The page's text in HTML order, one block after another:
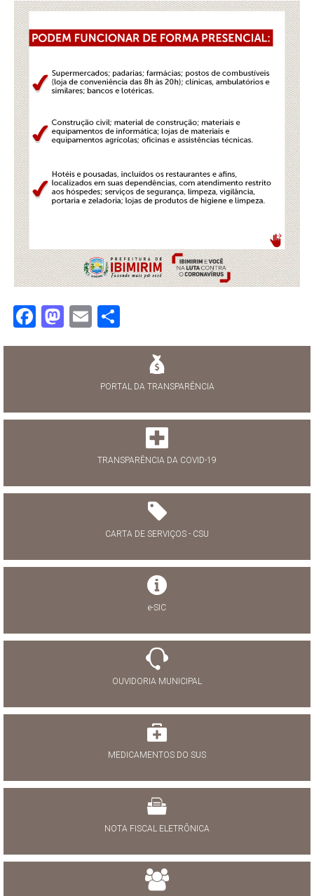
Facebook
Mastodon
Email
PORTAL DA TRANSPARÊNCIA
TRANSPARÊNCIA DA COVID-19
CARTA DE SERVIÇOS - CSU
e-SIC
OUVIDORIA MUNICIPAL
MEDICAMENTOS DO SUS
NOTA FISCAL ELETRÔNICA